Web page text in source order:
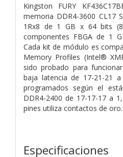
Kingston FURY
memoria DDR4-3600 CL17
1Rx8 de 1 GB x 64 bits
componentes FBGA de 1
Cada kit de módulo es
Memory Profiles (Intel®
sido probado para
baja latencia de 17-21-21
programados según el
DDR4-2400 de 17-17-17 a
pines utiliza contactos de oro.
Especificaciones